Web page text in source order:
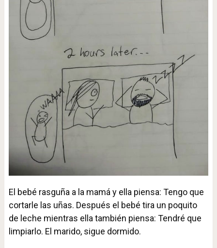
El bebé rasguña a la mamá y ella piensa: Tengo que
cortarle las uñas. Después el bebé tira un poquito
de leche mientras ella también piensa: Tendré que
limpiarlo. El marido, sigue dormido.